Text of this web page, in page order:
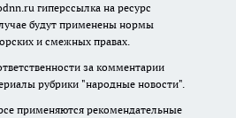
гиперссылка на ресурс
будут применены нормы
и смежных правах.
за комментарии
рубрики "народные новости".
применяются рекомендательные